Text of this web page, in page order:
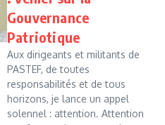
Gouvernance
Patriotique
Aux dirigeants et militants de
PASTEF, de toutes
responsabilités et de tous
horizons, je lance un appel
solennel : attention. Attention